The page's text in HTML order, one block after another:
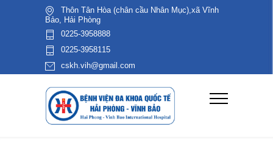
Thôn Tân Hòa (chân cầu Nhân Mục),xã Vĩnh
Bảo, Hải Phòng
0225-3958888
0225-3958115
cskh.vih@gmail.com